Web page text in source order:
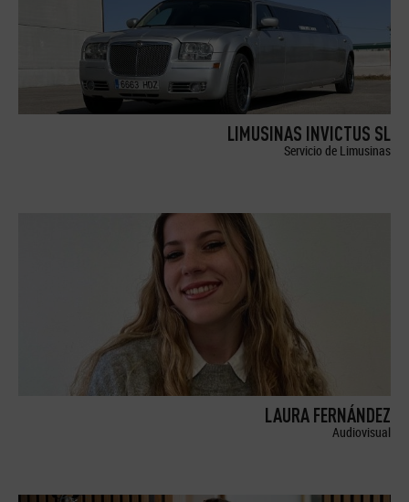
LIMUSINAS INVICTUS SL
Servicio de Limusinas
LAURA FERNÁNDEZ
Audiovisual